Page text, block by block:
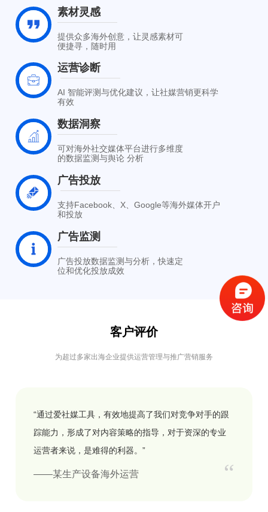
素材灵感
提供众多海外创意，让灵感素材可
便捷寻，随时用
运营诊断
AI 智能评测与优化建议，让社媒营销更科学
有效
数据洞察
可对海外社交媒体平台进行多维度
的数据监测与舆论 分析
广告投放
支持Facebook、X、Google等海外媒体开户
和投放
广告监测
广告投放数据监测与分析，快速定
位和优化投放成效
客户评价
为超过多家出海企业提供运营管理与推广营销服务
“通过爱社媒工具，有效地提高了我们对竞争对手的跟
踪能力，形成了对内容策略的指导，对于资深的专业
运营者来说，是难得的利器。”
——某生产设备海外运营 “